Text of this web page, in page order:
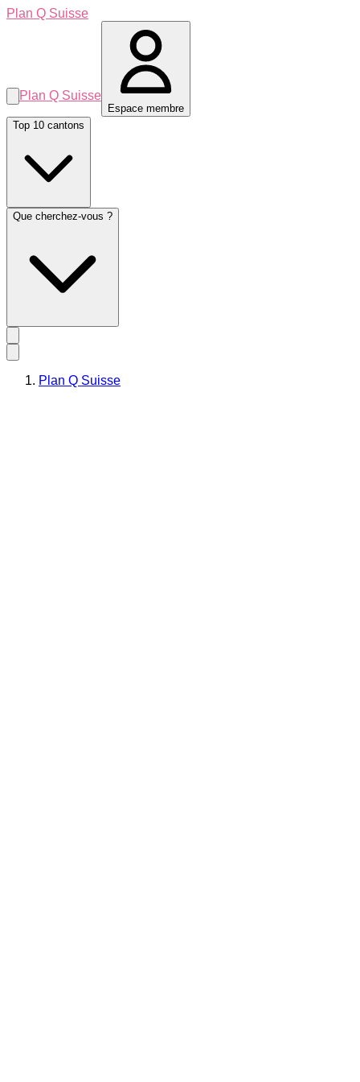
Plan Q Suisse
Plan Q Suisse
Espace membre
Top 10 cantons
Que cherchez-vous ?
Plan Q Suisse